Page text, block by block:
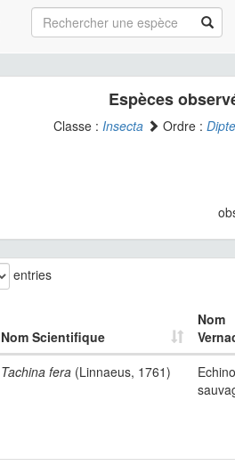
Espèces
Classe : Insecta Ordre :
entries
Nom Scientifique
Nom
Tachina fera (Linnaeus, 1761)